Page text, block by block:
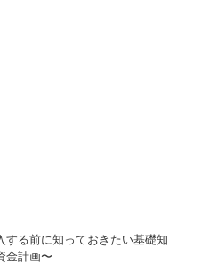
する前に知っておきたい基礎知
金計画〜